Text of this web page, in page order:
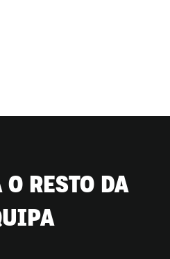
RESTO DA